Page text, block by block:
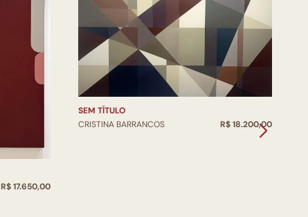
R$ 17.650,00
SEM TÍTULO
CRISTINA BARRANCOS
R$ 18.200,00